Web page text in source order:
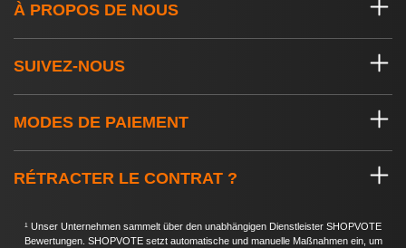
À PROPOS DE NOUS
SUIVEZ-NOUS
MODES DE PAIEMENT
RÉTRACTER LE CONTRAT ?
¹ Unser Unternehmen sammelt über den unabhängigen Dienstleister SHOPVOTE
Bewertungen. SHOPVOTE setzt automatische und manuelle Maßnahmen ein, um